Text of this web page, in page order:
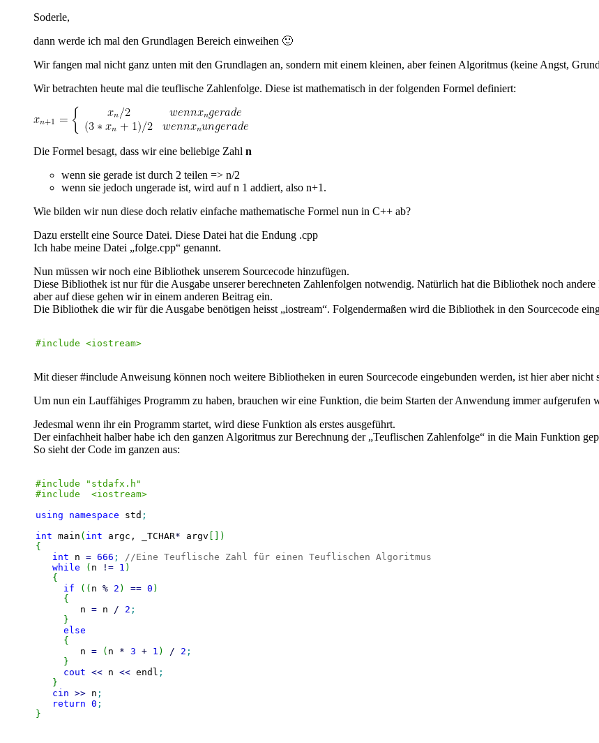
Soderle,
dann werde ich mal den Grundlagen Bereich einweihen 🙂
Wir fangen mal nicht ganz unten mit den Grundlagen an, sondern mit einem kleinen, aber feinen Algoritmus (keine Angst,
Wir betrachten heute mal die teuflische Zahlenfolge. Diese ist mathematisch in der folgenden Formel definiert:
Die Formel besagt, dass wir eine beliebige Zahl n
wenn sie gerade ist durch 2 teilen => n/2
wenn sie jedoch ungerade ist, wird auf n 1 addiert, also n+1.
Wie bilden wir nun diese doch relativ einfache mathematische Formel nun in C++ ab?
Dazu erstellt eine Source Datei. Diese Datei hat die Endung .cpp
Ich habe meine Datei „folge.cpp“ genannt.
Nun müssen wir noch eine Bibliothek unserem Sourcecode hinzufügen.
Diese Bibliothek ist nur für die Ausgabe unserer berechneten Zahlenfolgen notwendig. Natürlich hat die Bibliothek noch andere
aber auf diese gehen wir in einem anderen Beitrag ein.
Die Bibliothek die wir für die Ausgabe benötigen heisst „iostream“. Folgendermaßen wird die Bibliothek in den Sourcecode
#include <iostream>
Mit dieser #include Anweisung können noch weitere Bibliotheken in euren Sourcecode eingebunden werden, ist hier aber nicht
Um nun ein Lauffähiges Programm zu haben, brauchen wir eine Funktion, die beim Starten der Anwendung immer aufgerufen
Jedesmal wenn ihr ein Programm startet, wird diese Funktion als erstes ausgeführt.
Der einfachheit halber habe ich den ganzen Algoritmus zur Berechnung der „Teuflischen Zahlenfolge“ in die Main Funktion
So sieht der Code im ganzen aus:
#include "stdafx.h"
#include  <iostream>
using
namespace std ;
int main ( int argc, _TCHAR* argv
)
{
int n = 666 ;
//Eine Teuflische Zahl für einen Teuflischen Algoritmus
while
( n ! = 1 )
{
if
( ( n % 2 ) == 0 )
{
	n
= n / 2 ;
}
else
{
	n
= ( n * 3 + 1 ) / 2 ;
}
cout << n << endl ;
}
cin >> n ;
return 0 ;
}